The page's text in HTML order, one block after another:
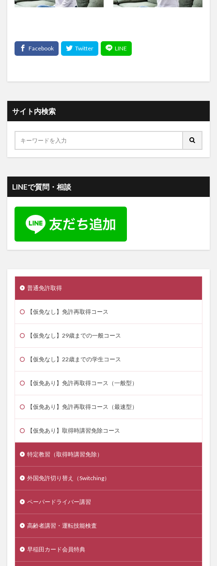
サイト内検索
LINEで質問・相談
普通免許取得
【仮免なし】免許再取得コース
【仮免なし】29歳までの一般コース
【仮免なし】22歳までの学生コース
【仮免あり】免許再取得コース（一般型）
【仮免あり】免許再取得コース（最速型）
【仮免あり】取得時講習免除コース
特定教習（取得時講習免除）
外国免許切り替え（Switching）
ペーパードライバー講習
高齢者講習・運転技能検査
早稲田カード会員特典